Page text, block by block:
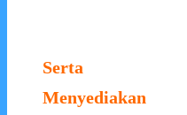
Serta
Menyediakan